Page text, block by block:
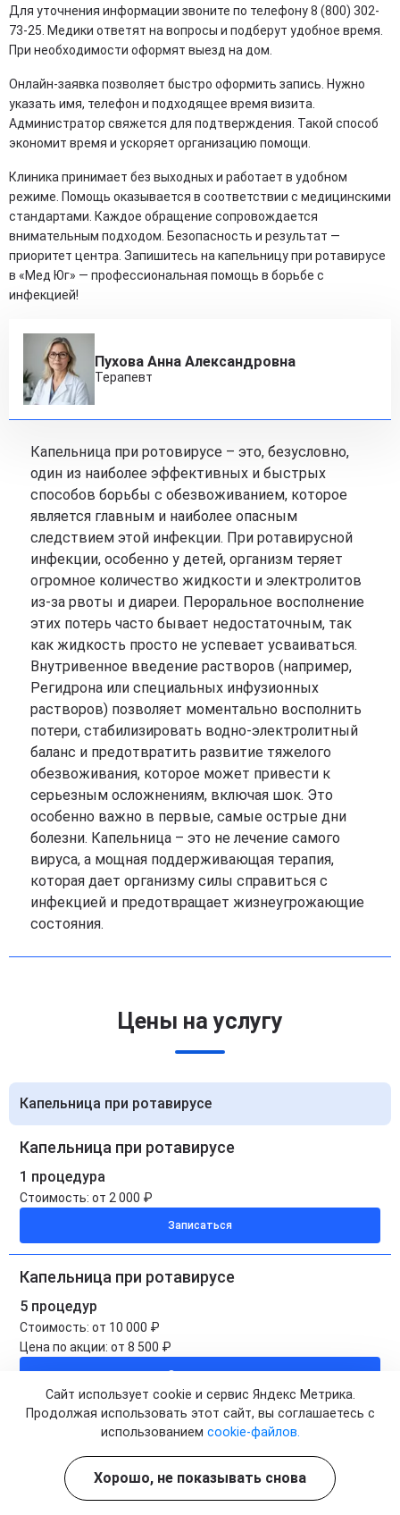
Для уточнения информации звоните по телефону 8 (800) 302-
73-25. Медики ответят на вопросы и подберут удобное время.
При необходимости оформят выезд на дом.
Онлайн-заявка позволяет быстро оформить запись. Нужно
указать имя, телефон и подходящее время визита.
Администратор свяжется для подтверждения. Такой способ
экономит время и ускоряет организацию помощи.
Клиника принимает без выходных и работает в удобном
режиме. Помощь оказывается в соответствии с медицинскими
стандартами. Каждое обращение сопровождается
внимательным подходом. Безопасность и результат —
приоритет центра. Запишитесь на капельницу при ротавирусе
в «Мед Юг» — профессиональная помощь в борьбе с
инфекцией!
Пухова Анна Александровна
Терапевт
Капельница при ротовирусе – это, безусловно,
один из наиболее эффективных и быстрых
способов борьбы с обезвоживанием, которое
является главным и наиболее опасным
следствием этой инфекции. При ротавирусной
инфекции, особенно у детей, организм теряет
огромное количество жидкости и электролитов
из-за рвоты и диареи. Пероральное восполнение
этих потерь часто бывает недостаточным, так
как жидкость просто не успевает усваиваться.
Внутривенное введение растворов (например,
Регидрона или специальных инфузионных
растворов) позволяет моментально восполнить
потери, стабилизировать водно-электролитный
баланс и предотвратить развитие тяжелого
обезвоживания, которое может привести к
серьезным осложнениям, включая шок. Это
особенно важно в первые, самые острые дни
болезни. Капельница – это не лечение самого
вируса, а мощная поддерживающая терапия,
которая дает организму силы справиться с
инфекцией и предотвращает жизнеугрожающие
состояния.
Цены на услугу
Капельница при ротавирусе
Капельница при ротавирусе
1 процедура
Стоимость: от 2 000 ₽
Записаться
Капельница при ротавирусе
5 процедур
Стоимость: от 10 000 ₽
Цена по акции: от 8 500 ₽
Записаться
Капельница при ротавирусе на дому
1 процедура
Стоимость: от 3 000 ₽
Записаться
Сайт использует cookie и сервис Яндекс Метрика.
Продолжая использовать этот сайт, вы соглашаетесь с
использованием cookie-файлов.
Хорошо, не показывать снова